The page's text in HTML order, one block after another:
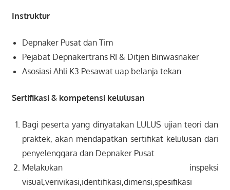
Instruktur
Depnaker Pusat dan Tim
Pejabat Depnakertrans RI & Ditjen Binwasnaker
Asosiasi Ahli K3 Pesawat uap belanja tekan
Sertifikasi & kompetensi kelulusan
Bagi peserta yang dinyatakan LULUS ujian teori dan
praktek, akan mendapatkan sertifikat kelulusan dari
penyelenggara dan Depnaker Pusat
Melakukan inspeksi
visual,verivikasi,identifikasi,dimensi,spesifikasi